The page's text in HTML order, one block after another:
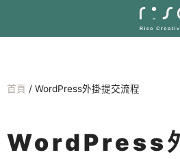
首頁 / WordPress外掛提交流程
WordPress